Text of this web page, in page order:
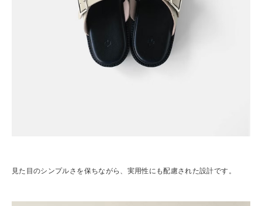
見た目のシンプルさを保ちながら、実用性にも配慮された設計です。